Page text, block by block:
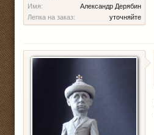
Имя:
Александр Дерябин
Лепка на заказ:
уточняйте